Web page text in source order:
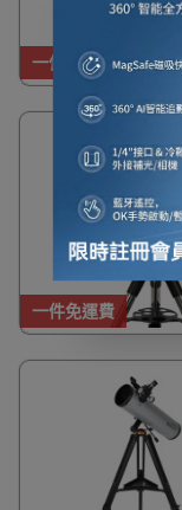
一件免運費
一件免運費